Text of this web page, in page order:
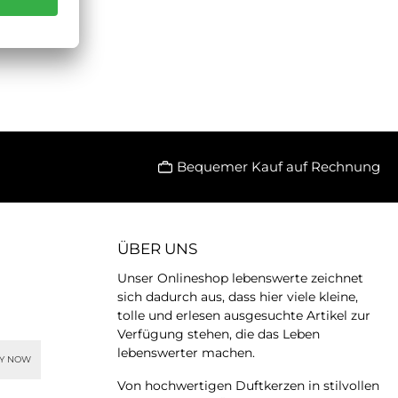
Bequemer Kauf auf Rechnung
NOW
ÜBER UNS
Unser Onlineshop lebenswerte zeichnet
sich dadurch aus, dass hier viele kleine,
tolle und erlesen ausgesuchte Artikel zur
Verfügung stehen, die das Leben
lebenswerter machen.
Von hochwertigen Duftkerzen in stilvollen